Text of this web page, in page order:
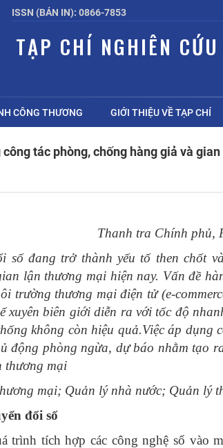
ISSN (BẢN IN): 0866-7853
TẠP CHÍ NGHIÊN
CÔNG THƯƠNG GIỚI THIỆU VỀ TẠP CHÍ
tác phòng, chống hàng giả và
Thanh tra Chính phủ,
số đang trở thành yếu tố then chốt
lận thương mại hiện nay. Vấn đề
trường thương mại điện tử (e-
xuyên biên giới diễn ra với tốc độ
không còn hiệu quả.Việc áp dụng
động phòng ngừa, dự báo nhằm tạo
thương mại
mại; Quản lý nhà nước; Quản lý
đổi số
trình tích hợp các công nghệ số vào